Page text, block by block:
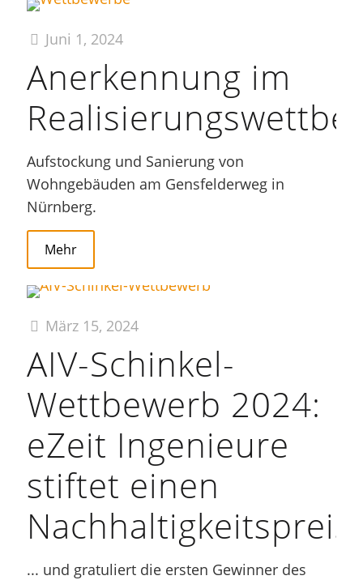
Juni 1, 2024
Anerkennung im
Aufstockung und Sanierung von
Wohngebäuden am Gensfelderweg in
Nürnberg.
Mehr
März 15, 2024
AIV-Schinkel-
Wettbewerb 2024:
eZeit Ingenieure
stiftet einen
Nachhaltigkeitspreis
... und gratuliert die ersten Gewinner des